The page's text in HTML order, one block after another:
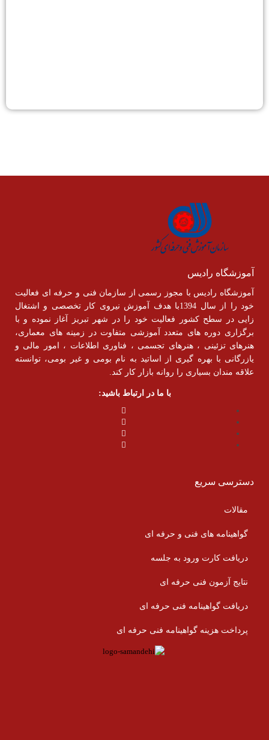
آموزشگاه رادیس
آموزشگاه رادیس با مجوز رسمی از سازمان فنی و حرفه ای فعالیت
خود را از سال 1394با هدف آموزش نیروی کار تخصصی و اشتغال
زایی در سطح کشور فعالیت خود را در شهر تبریز آغاز نموده و با
برگزاری دوره های متعدد آموزشی متفاوت در زمینه های معماری،
هنرهای تزئینی ، هنرهای تجسمی ، فناوری اطلاعات ، امور مالی و
یازرگانی با بهره گیری از اساتید به نام بومی و غیر بومی، توانسته
علاقه مندان بسیاری را روانه بازار کار کند.
با ما در ارتباط باشید:
دسترسی سریع
مقالات
گواهینامه های فنی و حرفه ای
دریافت کارت ورود به جلسه
نتایج آزمون فنی حرفه ای
دریافت گواهینامه فنی حرفه ای
پرداخت هزینه گواهینامه فنی حرفه ای